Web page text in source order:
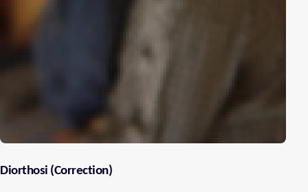
Diorthosi (Correction)